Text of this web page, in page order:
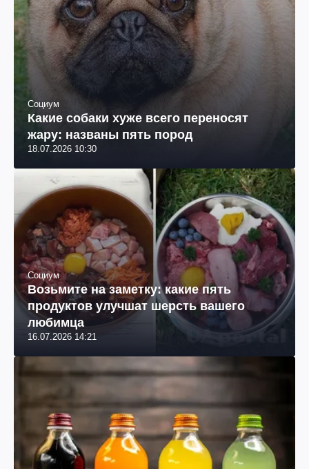
Социум
Какие собаки хуже всего переносят
жару: названы пять пород
18.07.2026 10:30
Социум
Возьмите на заметку: какие пять
продуктов улучшат шерсть вашего
любимца
16.07.2026 14:21